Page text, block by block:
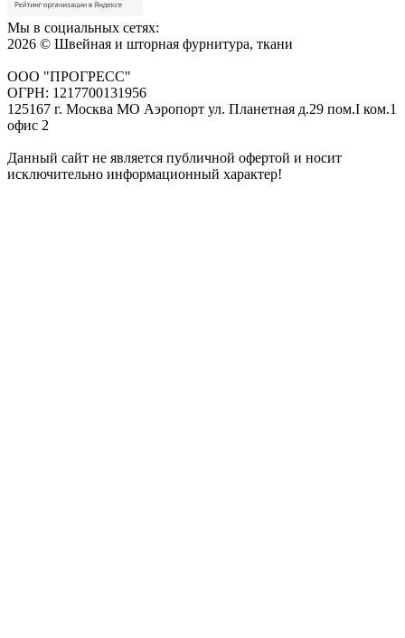
Мы в социальных сетях:
2026 © Швейная и шторная фурнитура, ткани
ООО "ПРОГРЕСС"
ОГРН: 1217700131956
125167 г. Москва МО Аэропорт ул. Планетная д.29 пом.I ком.1
офис 2
Данный сайт не является публичной офертой и носит
исключительно информационный характер!